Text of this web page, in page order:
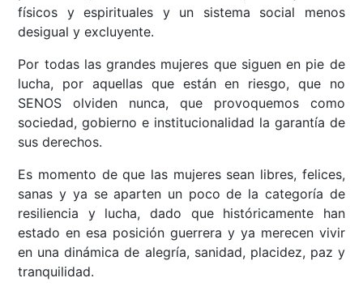
físicos y espirituales y un sistema social menos
desigual y excluyente.
Por todas las grandes mujeres que siguen en pie de
lucha, por aquellas que están en riesgo, que no
SENOS olviden nunca, que provoquemos como
sociedad, gobierno e institucionalidad la garantía de
sus derechos.
Es momento de que las mujeres sean libres, felices,
sanas y ya se aparten un poco de la categoría de
resiliencia y lucha, dado que históricamente han
estado en esa posición guerrera y ya merecen vivir
en una dinámica de alegría, sanidad, placidez, paz y
tranquilidad.